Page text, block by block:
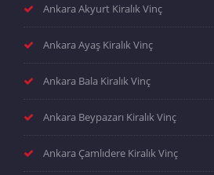
Ankara Akyurt Kiralık Vinç
Ankara Ayaş Kiralık Vinç
Ankara Bala Kiralık Vinç
Ankara Beypazarı Kiralık Vinç
Ankara Çamlıdere Kiralık Vinç